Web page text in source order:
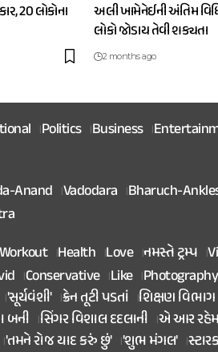
20 લોકોના
અલી ખામેનેઈની અંતિમ વિધિ
લોકો જોડાય તેવી શક્યતા
2 months ago
Politics Business
Anand Vadodara Bharuch-
Health Love નમસ્તે ટ્રમ્પ
Conservative Like Photography
'સૂર્યવંશી' ક્રેન તૂટી પડતાં શિક્ષણ વિભાગ
બની સિંગર વિશાલ દદલાની એ આર
'તમને રોજ યાદ કરું છું' 'શુભ મંગલ'